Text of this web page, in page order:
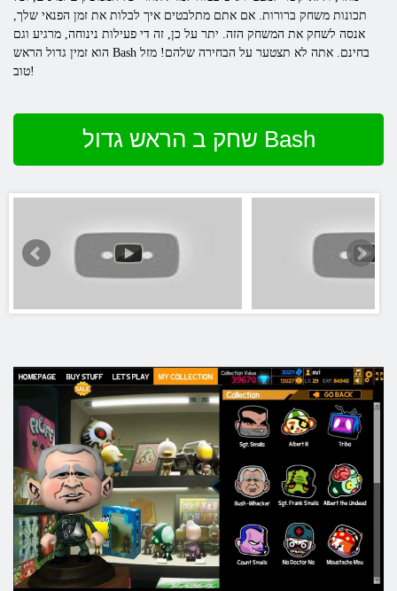
תכונות משחק ברורות. אם אתם מתלבטים איך לבלות את זמן הפנאי שלך,
אנסה לשחק את המשחק הזה. יתר על כן, זה די פעילות נינוחה, מרגיע וגם
הוא זמין גדול Bash בחינם. אתה לא תצטער על הבחירה שלהם! מזל
טוב!
שחק ב הראש גדול Bash